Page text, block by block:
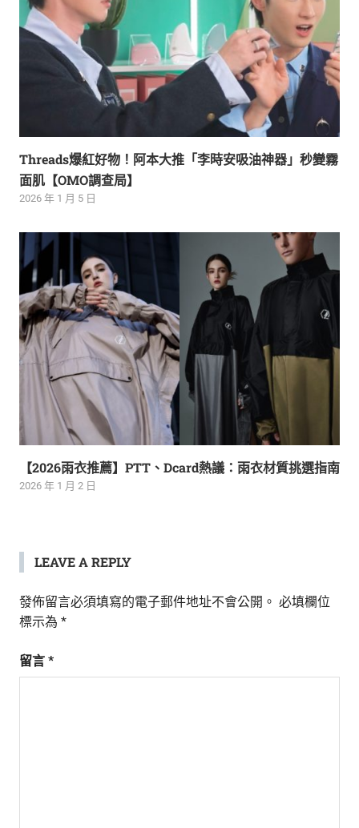
Threads爆紅好物！阿本大推「李時安吸油神器」秒變霧
面肌【OMO調查局】
2026 年 1 月 5 日
【2026雨衣推薦】PTT、Dcard熱議：雨衣材質挑選指南
2026 年 1 月 2 日
LEAVE A REPLY
發佈留言必須填寫的電子郵件地址不會公開。 必填欄位
標示為 *
留言 *